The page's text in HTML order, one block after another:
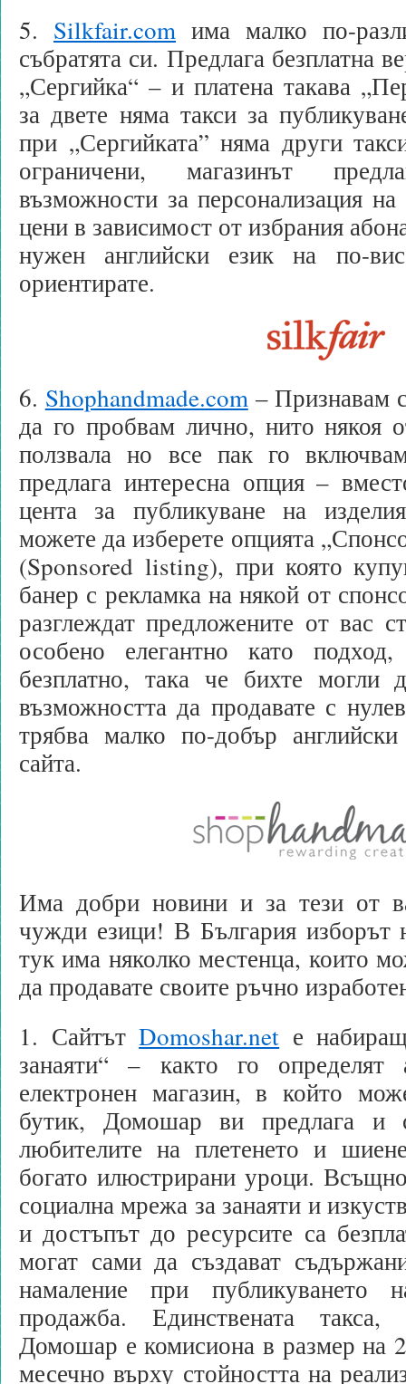
5. Silkfair.com има малко по-
събратята си. Предлага безплатна
„Сергийка“ – и платена такава
за двете няма такси за
при „Сергийката” няма други
ограничени, магазинът
възможности за персонализация
цени в зависимост от избрания
нужен английски език на по-
ориентирате.
6. Shophandmade.com– Признавам
да го пробвам лично, нито някоя
ползвала но все пак го
предлага интересна опция –
цента за публикуване на
можете да изберете опцията
(Sponsored listing), при която
банер с рекламка на някой от
разглеждат предложените от вас
особено елегантно като
безплатно, така че бихте могли
възможността да продавате с
трябва малко по-добър
сайта.
Има добри новини и за тези от
чужди езици! В България изборът
тук има няколко местенца, които
да продавате своите ръчно
1. СайтътDomoshar.net е
занаяти“ – както го
електронен магазин, в който
бутик, Домошар ви предлага и
любителите на плетенето и
богато илюстрирани уроци.
социална мрежа за занаяти и
и достъпът до ресурсите са
могат сами да създават
намаление при публикуването
продажба. Единствената
Домошар е комисиона в размер на
месечно върху стойността на